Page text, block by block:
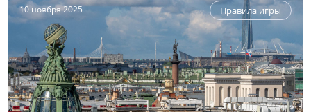
10 ноября 2025 Правила игры